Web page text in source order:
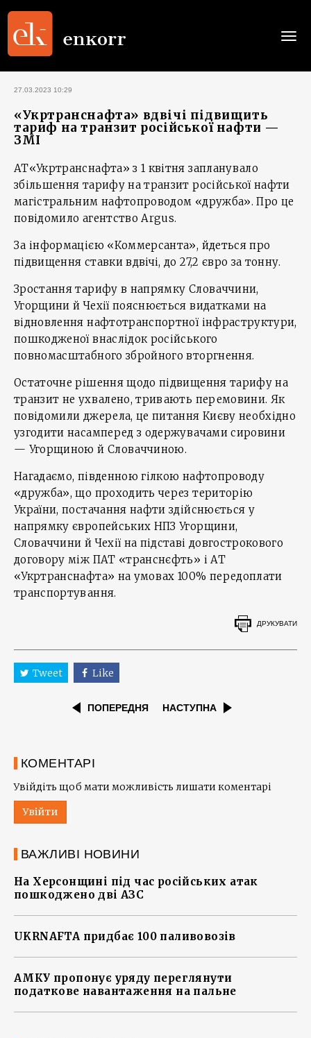
27.03.2023 10:29
«Укртранснафта» вдвічі підвищить
тариф на транзит російської нафти —
ЗМІ
АТ«Укртранснафта» з 1 квітня запланувало
збільшення тарифу на транзит російської нафти
магістральним нафтопроводом «дружба». Про це
повідомило агентство Argus.
За інформацією «Коммерсанта», йдеться про
підвищення ставки вдвічі, до 27,2 євро за тонну.
Зростання тарифу в напрямку Словаччини,
Угорщини й Чехії пояснюється видатками на
відновлення нафтотранспортної інфраструктури,
пошкодженої внаслідок російського
повномасштабного збройного вторгнення.
Остаточне рішення щодо підвищення тарифу на
транзит не ухвалено, тривають перемовини. Як
повідомили джерела, це питання Києву необхідно
узгодити насамперед з одержувачами сировини
— Угорщиною й Словаччиною.
Нагадаємо, південною гілкою нафтопроводу
«дружба», що проходить через територію
України, постачання нафти здійснюється у
напрямку європейських НПЗ Угорщини,
Словаччини й Чехії на підставі довгострокового
договору між ПАТ «транснєфть» і АТ
«Укртранснафта» на умовах 100% передоплати
транспортування.
ДРУКУВАТИ
Tweet Like
ПОПЕРЕДНЯ НАСТУПНА
КОМЕНТАРІ
Увійдіть щоб мати можливість лишати коментарі
Увійти
ВАЖЛИВІ НОВИНИ
На Херсонщині під час російських атак
пошкоджено дві АЗС
UKRNAFTA придбає 100 паливовозів
АМКУ пропонує уряду переглянути
податкове навантаження на пальне